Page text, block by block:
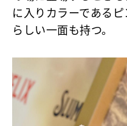
に入りカラーである
らしい一面も持つ。